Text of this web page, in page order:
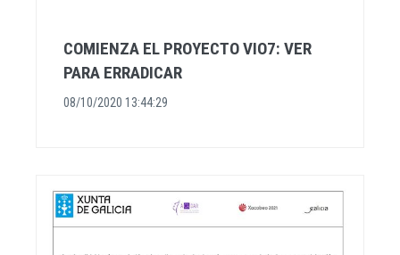
COMIENZA EL PROYECTO VIO7: VER
PARA ERRADICAR
08/10/2020 13:44:29